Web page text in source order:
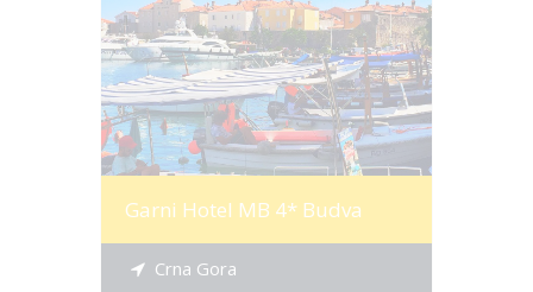
Više informacija
Garni Hotel MB 4* Budva
Crna Gora